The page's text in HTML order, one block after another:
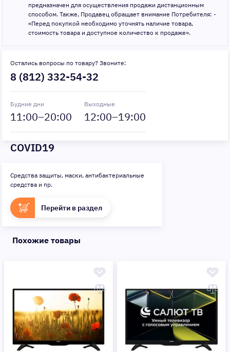
предназначен для осуществления продажи дистанционным
способом. Также, Продавец обращает внимание Потребителя: -
«Перед покупкой необходимо уточнять наличие товара,
стоимость товара и доступное количество к продаже».
Остались вопросы по товару? Звоните:
8 (812) 332-54-32
Будние дни
11:00–20:00
Выходные
12:00–19:00
COVID19
Средства защиты, маски, антибактериальные
средства и пр.
Перейти в раздел
Похожие товары